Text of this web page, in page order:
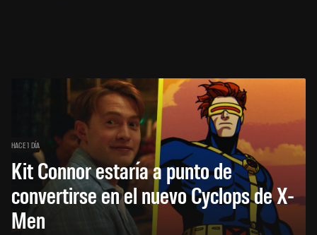
HACE 1 DÍA
Kit Connor estaría a punto de
convertirse en el nuevo Cyclops de X-
Men